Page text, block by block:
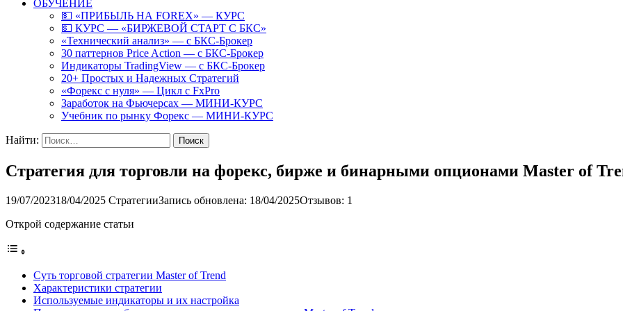
ОБУЧЕНИЕ
💵 «ПРИБЫЛЬ НА FOREX» — КУРС
💵 КУРС — «БИРЖЕВОЙ СТАРТ С БКС»
«Технический анализ» — с БКС-Брокер
30 паттернов Price Action — с БКС-Брокер
Индикаторы TradingView — с БКС-Брокер
20+ Простых и Надежных Стратегий
«Форекс с нуля» — Цикл с FxPro
Заработок на Фьючерсах — МИНИ-КУРС
Учебник по рынку Форекс — МИНИ-КУРС
Найти:
Стратегия для торговли на форекс, бирже и бинарными опционами Master of
19/07/202318/04/2025 СтратегииЗапись обновлена: 18/04/2025Отзывов: 1
Открой содержание статьи
Суть торговой стратегии Master of Trend
Характеристики стратегии
Используемые индикаторы и их настройка